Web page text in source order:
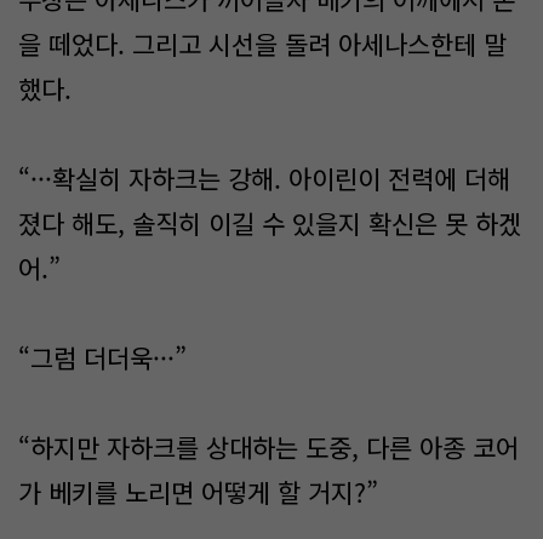
을 떼었다. 그리고 시선을 돌려 아세나스한테 말
했다.
“···확실히 자하크는 강해. 아이린이 전력에 더해
졌다 해도, 솔직히 이길 수 있을지 확신은 못 하겠
어.”
“그럼 더더욱···”
“하지만 자하크를 상대하는 도중, 다른 아종 코어
가 베키를 노리면 어떻게 할 거지?”